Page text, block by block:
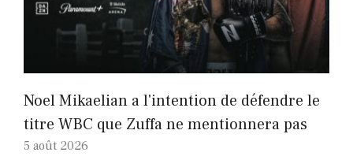
Noel Mikaelian a l'intention de défendre le
titre WBC que Zuffa ne mentionnera pas
5 août 2026